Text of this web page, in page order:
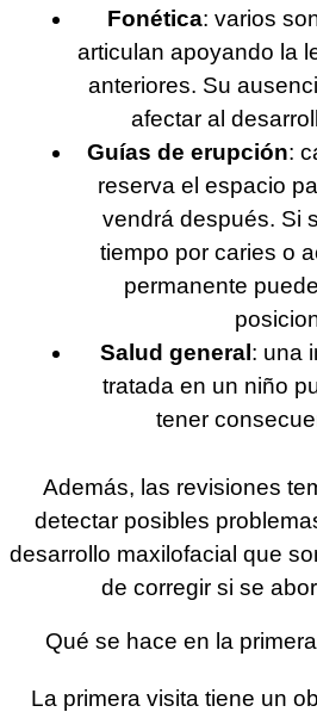
Fonética: varios
articulan apoyando la
anteriores. Su
afectar al
Guías de erupción:
reserva el espacio
vendrá después. Si
tiempo por caries o
permanente
Salud general : una
tratada en un niño
tener
Además, las revisiones
detectar posibles
desarrollo maxilofacial que
de corregir si se
Qué se hace en la
La primera visita tiene un